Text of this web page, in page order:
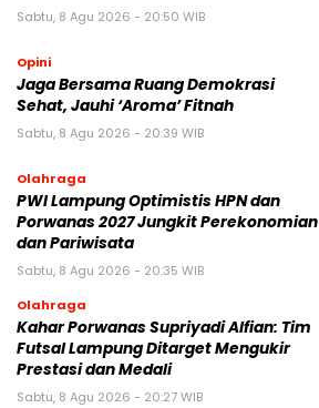
Sabtu, 8 Agu 2026 - 20:50 WIB
Opini
Jaga Bersama Ruang Demokrasi
Sehat, Jauhi ‘Aroma’ Fitnah
Sabtu, 8 Agu 2026 - 20:39 WIB
Olahraga
PWI Lampung Optimistis HPN dan
Porwanas 2027 Jungkit Perekonomian
dan Pariwisata
Sabtu, 8 Agu 2026 - 20:35 WIB
Olahraga
Kahar Porwanas Supriyadi Alfian: Tim
Futsal Lampung Ditarget Mengukir
Prestasi dan Medali
Sabtu, 8 Agu 2026 - 20:27 WIB